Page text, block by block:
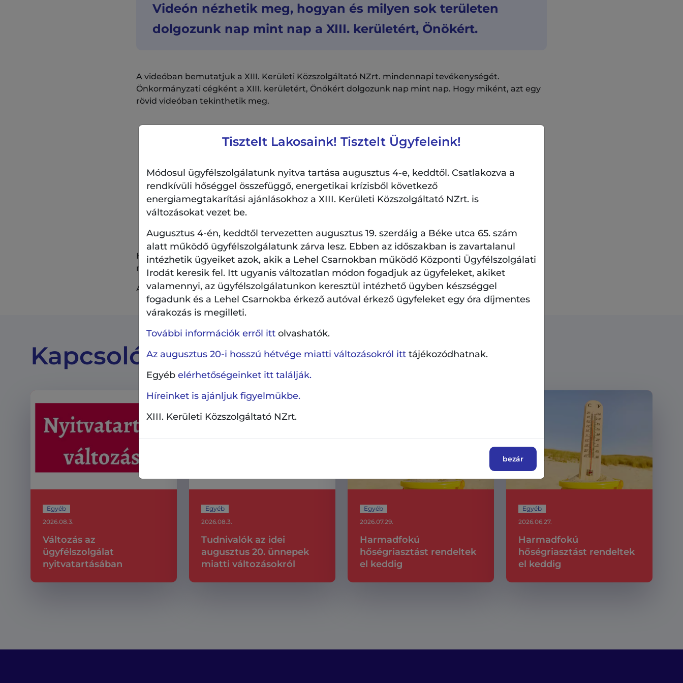
Videón nézhetik meg, hogyan és milyen sok területen
dolgozunk nap mint nap a XIII. kerületért, Önökért.
A videóban bemutatjuk a XIII. Kerületi Közszolgáltató NZrt. mindennapi tevékenységét.
Önkormányzati cégként a XIII. kerületért, Önökért dolgozunk nap mint nap. Hogy miként, azt egy
rövid videóban tekinthetik meg.
Ha tevékenységünkkel kapcsolatban kérdése van, a gyakran ismételt kérdésekközött
megtalálhatják a választ.
Amennyiben észrevétele, kérdése van,itt megteheti.
Kapcsolódó tartalmak
Egyéb
Változás az
ügyfélszolgálat
nyitvatartásában
2026.08.3.
Egyéb
Tudnivalók az idei
augusztus 20. ünnepek
miatti változásokról
2026.08.3.
Egyéb
Harmadfokú
hőségriasztást rendeltek
el keddig
2026.07.29.
Egyéb
Harmadfokú
hőségriasztást rendeltek
el keddig
2026.06.27.
Tisztelt Lakosaink! Tisztelt Ügyfeleink!
Módosul ügyfélszolgálatunk nyitva tartása augusztus 4-e, keddtől. Csatlakozva a
rendkívüli hőséggel összefüggő, energetikai krízisből következő
energiamegtakarítási ajánlásokhoz a XIII. Kerületi Közszolgáltató NZrt. is
változásokat vezet be.
Augusztus 4-én, keddtől tervezetten augusztus 19. szerdáig a Béke utca 65. szám
alatt működő ügyfélszolgálatunk zárva lesz. Ebben az időszakban is zavartalanul
intézhetik ügyeiket azok, akik a Lehel Csarnokban működő Központi Ügyfélszolgálati
Irodát keresik fel. Itt ugyanis változatlan módon fogadjuk az ügyfeleket, akiket
valamennyi, az ügyfélszolgálatunkon keresztül intézhető ügyben készséggel
fogadunk és a Lehel Csarnokba érkező autóval érkező ügyfeleket egy óra díjmentes
várakozás is megilleti.
További információk erről itt olvashatók.
Az augusztus 20-i hosszú hétvége miatti változásokról itt tájékozódhatnak.
Egyéb elérhetőségeinket itt találják.
Híreinket is ajánljuk figyelmükbe.
XIII. Kerületi Közszolgáltató NZrt.
bezár